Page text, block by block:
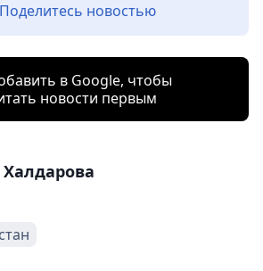
Поделитесь новостью
в Google, чтобы
новости первым